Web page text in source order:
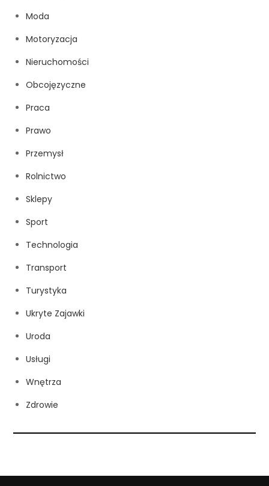
Moda
Motoryzacja
Nieruchomości
Obcojęzyczne
Praca
Prawo
Przemysł
Rolnictwo
Sklepy
Sport
Technologia
Transport
Turystyka
Ukryte Zajawki
Uroda
Usługi
Wnętrza
Zdrowie